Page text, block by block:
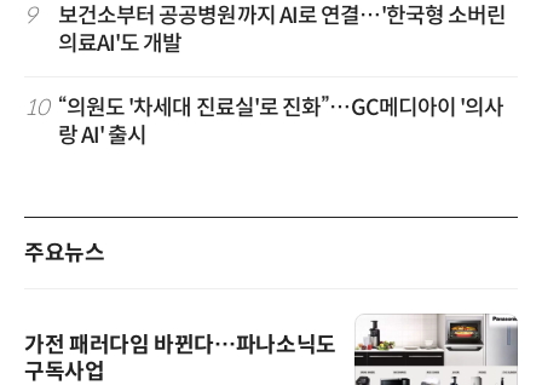
9
보건소부터 공공병원까지 AI로 연결…'한국형 소버린
의료AI'도 개발
10 “의원도 '차세대 진료실'로 진화”…GC메디아이 '의사
랑 AI' 출시
주요뉴스
가전 패러다임 바뀐다…파나소닉도
구독사업